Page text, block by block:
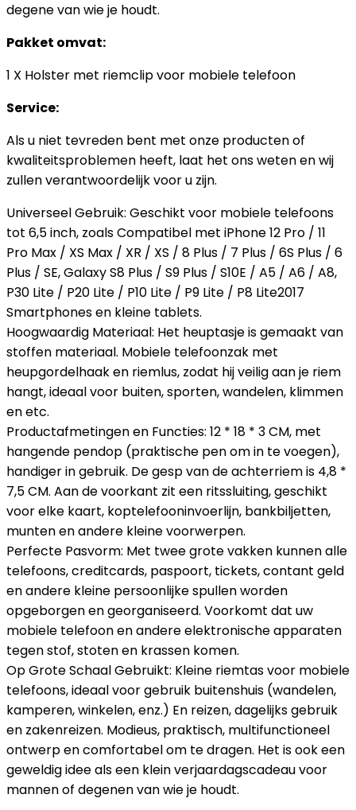
degene van wie je houdt.
Pakket omvat:
1 X Holster met riemclip voor mobiele telefoon
Service:
Als u niet tevreden bent met onze producten of
kwaliteitsproblemen heeft, laat het ons weten en wij
zullen verantwoordelijk voor u zijn.
Universeel Gebruik: Geschikt voor mobiele telefoons
tot 6,5 inch, zoals Compatibel met iPhone 12 Pro / 11
Pro Max / XS Max / XR / XS / 8 Plus / 7 Plus / 6S Plus / 6
Plus / SE, Galaxy S8 Plus / S9 Plus / S10E / A5 / A6 / A8,
P30 Lite / P20 Lite / P10 Lite / P9 Lite / P8 Lite2017
Smartphones en kleine tablets.
Hoogwaardig Materiaal: Het heuptasje is gemaakt van
stoffen materiaal. Mobiele telefoonzak met
heupgordelhaak en riemlus, zodat hij veilig aan je riem
hangt, ideaal voor buiten, sporten, wandelen, klimmen
en etc.
Productafmetingen en Functies: 12 * 18 * 3 CM, met
hangende pendop (praktische pen om in te voegen),
handiger in gebruik. De gesp van de achterriem is 4,8 *
7,5 CM. Aan de voorkant zit een ritssluiting, geschikt
voor elke kaart, koptelefooninvoerlijn, bankbiljetten,
munten en andere kleine voorwerpen.
Perfecte Pasvorm: Met twee grote vakken kunnen alle
telefoons, creditcards, paspoort, tickets, contant geld
en andere kleine persoonlijke spullen worden
opgeborgen en georganiseerd. Voorkomt dat uw
mobiele telefoon en andere elektronische apparaten
tegen stof, stoten en krassen komen.
Op Grote Schaal Gebruikt: Kleine riemtas voor mobiele
telefoons, ideaal voor gebruik buitenshuis (wandelen,
kamperen, winkelen, enz.) En reizen, dagelijks gebruik
en zakenreizen. Modieus, praktisch, multifunctioneel
ontwerp en comfortabel om te dragen. Het is ook een
geweldig idee als een klein verjaardagscadeau voor
mannen of degenen van wie je houdt.